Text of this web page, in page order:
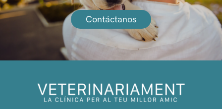
Contáctanos